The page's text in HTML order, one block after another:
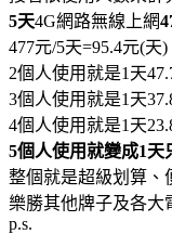
5天4G網路無線上網
477元/5天=95.4元(天)
2個人使用就是1天
3個人使用就是1天
4個人使用就是1天
5個人使用就變成1天
整個就是超級划算、
樂勝其他牌子及各大
p.s.